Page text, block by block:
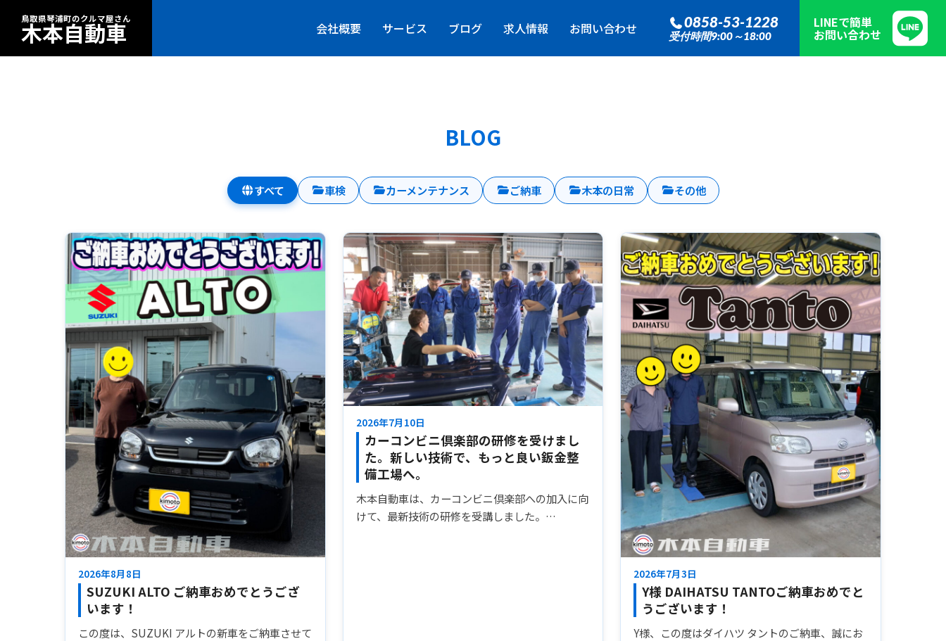
鳥取県琴浦町のクルマ屋さん
木本自動車 会社概要 サービス ブログ 求人情報 お問い合わせ 0858-53-1228
受付時間9:00～18:00
LINEで簡単
お問い合わせ
BLOG
すべて 車検 カーメンテナンス ご納車 木本の日常 その他
2026年8月8日
SUZUKI ALTO ご納車おめでとうござ
います！
この度は、SUZUKI アルトの新車をご納車させて
2026年7月10日
カーコンビニ倶楽部の研修を受けまし
た。新しい技術で、もっと良い鈑金整
備工場へ。
木本自動車は、カーコンビニ倶楽部への加入に向
けて、最新技術の研修を受講しました。…
2026年7月3日
Y様 DAIHATSU TANTOご納車おめでと
うございます！
Y様、この度はダイハツ タントのご納車、誠にお